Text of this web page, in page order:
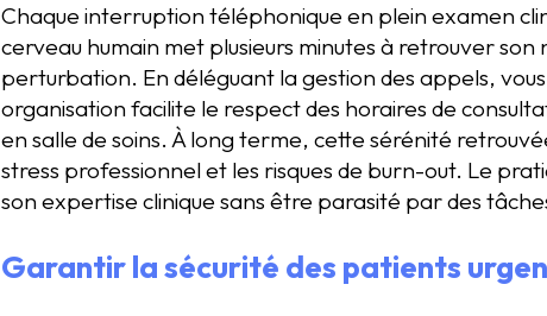
Chaque interruption téléphonique en plein examen
cerveau humain met plusieurs minutes à retrouver
perturbation. En déléguant la gestion des appels,
organisation facilite le respect des horaires de
en salle de soins. À long terme, cette sérénité
stress professionnel et les risques de burn-out. Le
son expertise clinique sans être parasité par des
Garantir la sécurité des patients